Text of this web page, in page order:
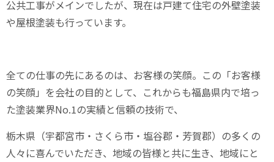
公共工事がメインでしたが、現在は戸建て住宅の外壁塗装
や屋根塗装も行っています。
全ての仕事の先にあるのは、お客様の笑顔。この「お客様
の笑顔」を会社の目的として、これからも福島県内で培っ
た塗装業界No.1の実績と信頼の技術で、
栃木県（宇都宮市・さくら市・塩谷郡・芳賀郡）の多くの
人々に喜んでいただき、地域の皆様と共に生き、地域にと